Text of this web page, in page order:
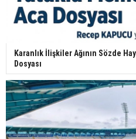
Karanlık İlişkiler Ağının Sözde
Dosyası